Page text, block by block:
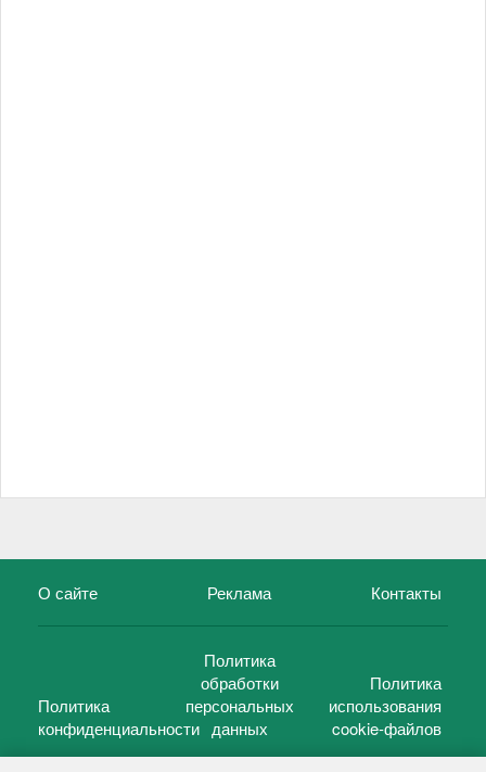
О сайте Реклама Контакты
Политика
конфиденциальности
Политика
обработки
персональных
данных
Политика
использования
cookie-файлов